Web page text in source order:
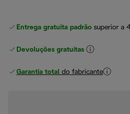
Entrega gratuita padrão superior a
Devoluções gratuitas
Garantia total do fabricante